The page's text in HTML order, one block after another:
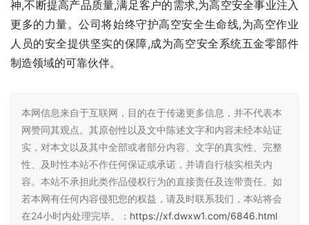
神,不断提高产品质量,满足客户的需求,为高空安全事业注入
更多的力量。公司将始终守护高空安全生命线,为高空作业
人员的安全提供坚实的保障,成为高空安全系统五金零部件
制造领域的可靠伙伴。
本网信息来自于互联网，目的在于传递更多信息，并不代表本
网赞同其观点。其原创性以及文中陈述文字和内容未经本站证
实，对本文以及其中全部或者部分内容、文字的真实性、完整
性、及时性本站不作任何保证或承诺，并请自行核实相关内
容。本站不承担此类作品侵权行为的直接责任及连带责任。如
若本网有任何内容侵犯您的权益，请及时联系我们，本站将会
在24小时内处理完毕。： https://xf.dwxw1.com/6846.html